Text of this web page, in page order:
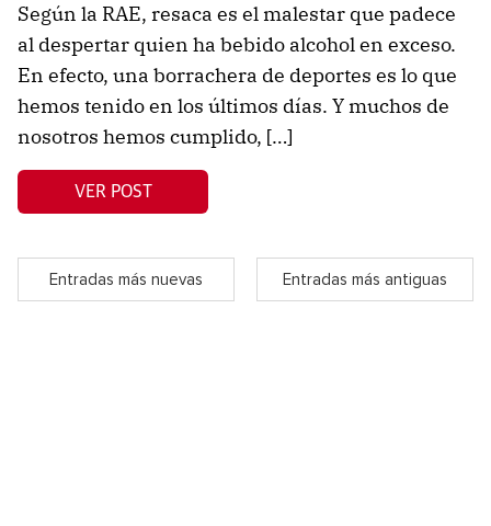
Según la RAE, resaca es el malestar que padece
al despertar quien ha bebido alcohol en exceso.
En efecto, una borrachera de deportes es lo que
hemos tenido en los últimos días. Y muchos de
nosotros hemos cumplido, […]
VER POST
Entradas más nuevas Entradas más antiguas